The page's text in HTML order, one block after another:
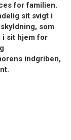
for familien.
sit svigt i
som
i sit hjem for
indgriben,